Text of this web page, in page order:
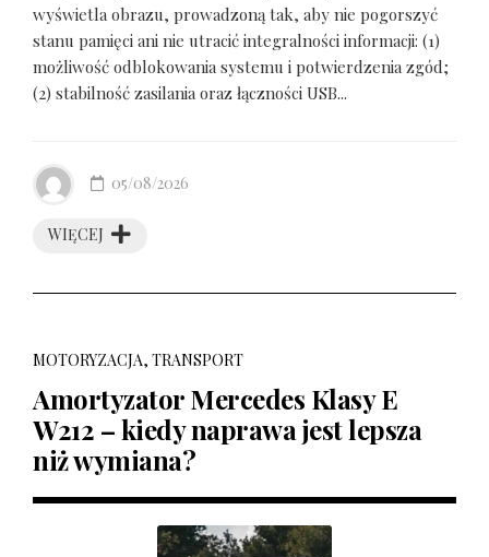
wyświetla obrazu, prowadzoną tak, aby nie pogorszyć
stanu pamięci ani nie utracić integralności informacji: (1)
możliwość odblokowania systemu i potwierdzenia zgód;
(2) stabilność zasilania oraz łączności USB...
WIĘCEJ
05/08/2026
MOTORYZACJA, TRANSPORT
Amortyzator Mercedes Klasy E
W212 – kiedy naprawa jest lepsza
niż wymiana?